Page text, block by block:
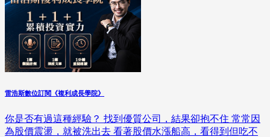
雷浩斯數位訂閱《複利成長學院》
你是否有過這種經驗？ 找到優質公司，結果卻抱不住 常常因
為股價震盪，就被洗出去 看著股價水漲船高，看得到但吃不